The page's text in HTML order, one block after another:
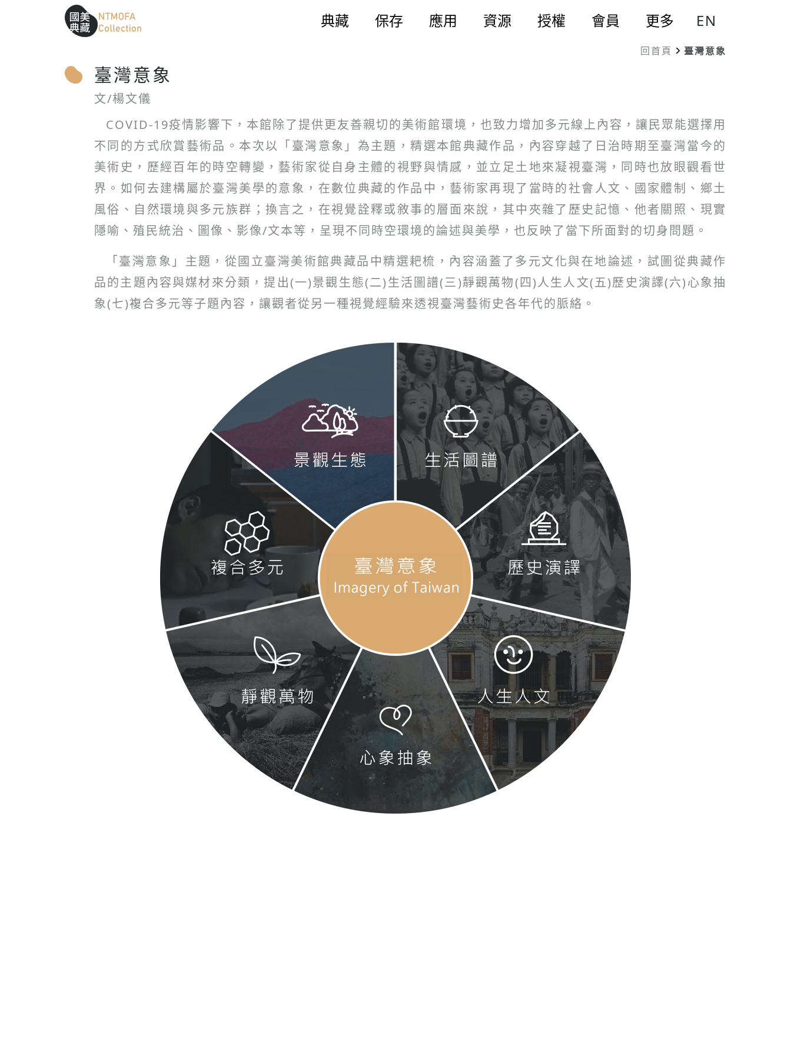
跳到中間主要內容區
網站導覽
::: 典藏 保存 應用 資源 授權 會員 更多 EN
回首頁 臺灣意象
臺灣意象
文/楊文儀
COVID-19疫情影響下，本館除了提供更友善親切的美術館環境，也致力增加多元線上內容，讓民眾能選擇用
不同的方式欣賞藝術品。本次以「臺灣意象」為主題，精選本館典藏作品，內容穿越了日治時期至臺灣當今的
美術史，歷經百年的時空轉變，藝術家從自身主體的視野與情感，並立足土地來凝視臺灣，同時也放眼觀看世
界。如何去建構屬於臺灣美學的意象，在數位典藏的作品中，藝術家再現了當時的社會人文、國家體制、鄉土
風俗、自然環境與多元族群；換言之，在視覺詮釋或敘事的層面來說，其中夾雜了歷史記憶、他者關照、現實
隱喻、殖民統治、圖像、影像/文本等，呈現不同時空環境的論述與美學，也反映了當下所面對的切身問題。
「臺灣意象」主題，從國立臺灣美術館典藏品中精選耙梳，內容涵蓋了多元文化與在地論述，試圖從典藏作
品的主題內容與媒材來分類，提出(一)景觀生態(二)生活圖譜(三)靜觀萬物(四)人生人文(五)歷史演譯(六)心象抽
象(七)複合多元等子題內容，讓觀者從另一種視覺經驗來透視臺灣藝術史各年代的脈絡。